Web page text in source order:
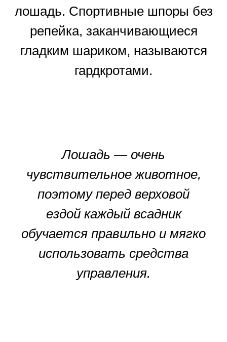
лошадь. Спортивные шпоры без
репейка, заканчивающиеся
гладким шариком, называются
гардкротами.
Лошадь — очень
чувствительное животное,
поэтому перед верховой
ездой каждый всадник
обучается правильно и мягко
использовать средства
управления.